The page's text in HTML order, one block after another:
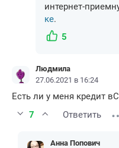
интернет-
ке.
5
Людмила
27.06.2021 в 16:24
Есть ли у меня кредит
7
Ответить
Анна Попович